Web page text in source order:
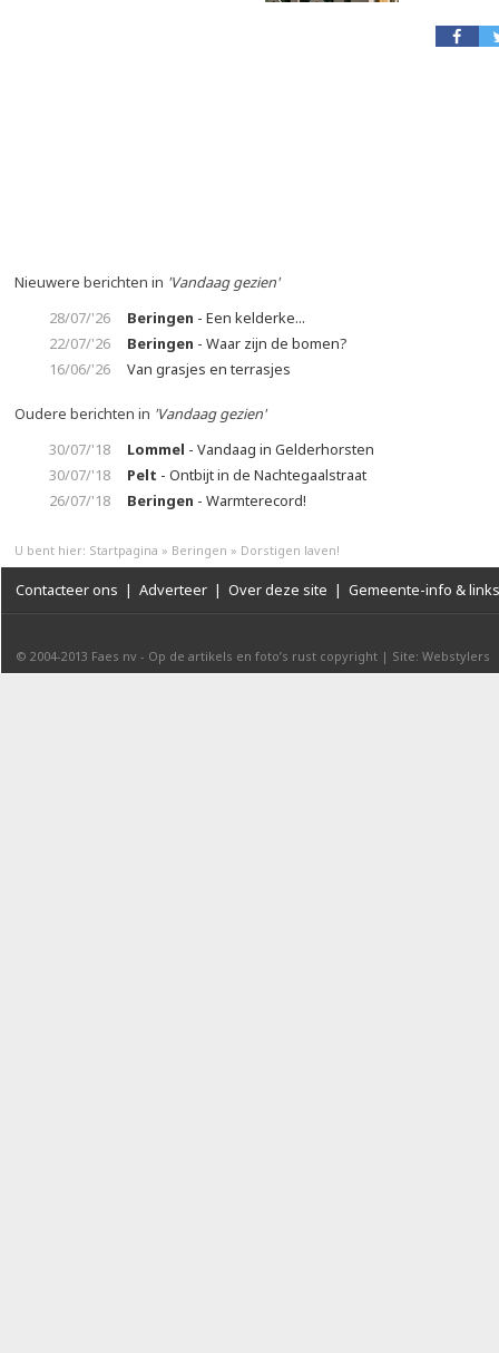
Nieuwere berichten in 'Vandaag gezien'
28/07/'26
Beringen - Een kelderke...
22/07/'26
Beringen - Waar zijn de bomen?
16/06/'26
Van grasjes en terrasjes
Oudere berichten in 'Vandaag gezien'
30/07/'18
Lommel - Vandaag in Gelderhorsten
30/07/'18
Pelt - Ontbijt in de Nachtegaalstraat
26/07/'18
Beringen - Warmterecord!
U bent hier: Startpagina » Beringen » Dorstigen laven!
Contacteer ons | Adverteer | Over deze site | Gemeente-info & links
© 2004-2013 Faes nv - Op de artikels en foto’s rust copyright | Site: Webstylers